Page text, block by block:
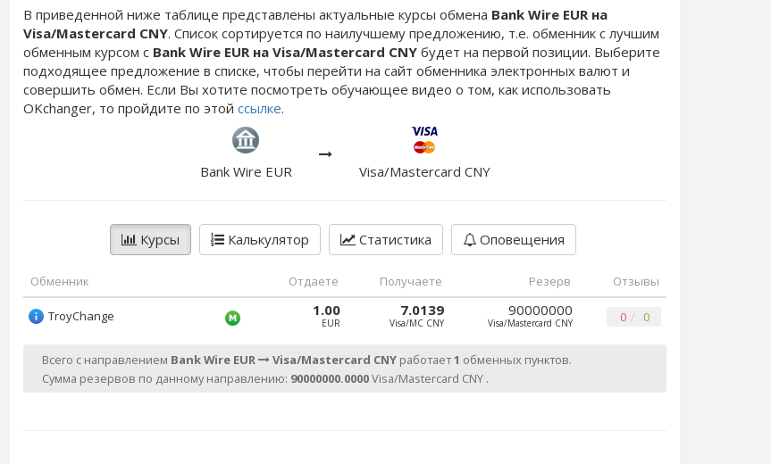
В приведенной ниже таблице представлены актуальные курсы обмена Bank Wire EUR на
Visa/Mastercard CNY. Список сортируется по наилучшему предложению, т.е. обменник с лучшим
обменным курсом с Bank Wire EUR на Visa/Mastercard CNY будет на первой позиции. Выберите
подходящее предложение в списке, чтобы перейти на сайт обменника электронных валют и
совершить обмен. Если Вы хотите посмотреть обучающее видео о том, как использовать
OKchanger, то пройдите по этой ссылке.
Bank Wire EUR Visa/Mastercard CNY
Курсы Калькулятор Статистика Оповещения
Обменник Отдаете Получаете Резерв Отзывы
TroyChange 1.00
EUR
7.0139
Visa/MC CNY
90000000
Visa/Mastercard CNY 0 0
Всего с направлением Bank Wire EUR Visa/Mastercard CNY работает1 обменных пунктов.
Сумма резервов по данному направлению: 90000000.0000Visa/Mastercard CNY .